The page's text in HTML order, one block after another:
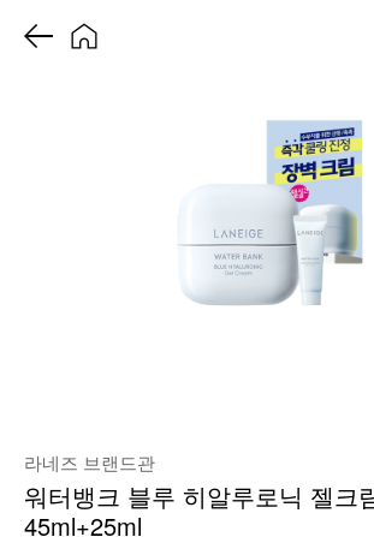
라네즈 브랜드관
워터뱅크 블루 히알루로닉 젤크
45ml+25ml